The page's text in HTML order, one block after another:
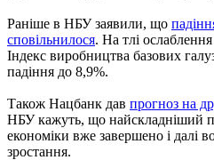
Раніше в НБУ заявили, що
сповільнилося. На тлі
Індекс виробництва базових
падіння до 8,9%.
Також Нацбанк дав прогноз на
НБУ кажуть, що найскладніший
економіки вже завершено і далі
зростання.